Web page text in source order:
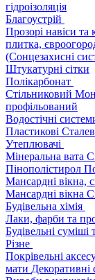
гідроізоляція
Благоустрій
Прозорі навіси та
плитка,
(Сонцезахисні
Штукатурні сітки
Полікарбонат
Стільниковий
профільований
Водостічні
Пластикові
Утеплювачі
Мінеральна вата
Пінополістирол
Мансардні вікна,
Мансардні вікна
Будівельна хімія
Лаки, фарби та
Будівельні суміші
Різне
Покрівельні
мати Декоративні